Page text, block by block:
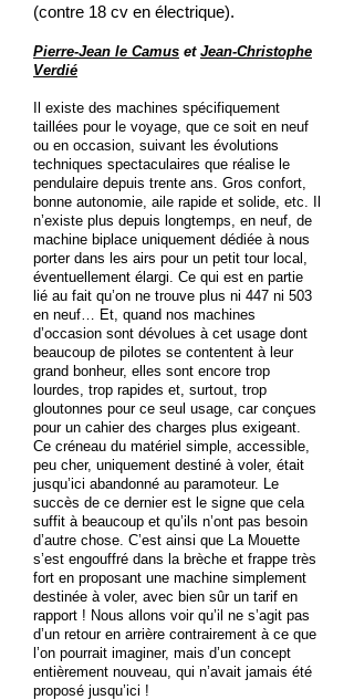
(contre 18 cv en électrique).
Pierre-Jean le Camus et Jean-Christophe
Verdié
Il existe des machines spécifiquement
taillées pour le voyage, que ce soit en neuf
ou en occasion, suivant les évolutions
techniques spectaculaires que réalise le
pendulaire depuis trente ans. Gros confort,
bonne autonomie, aile rapide et solide, etc. Il
n’existe plus depuis longtemps, en neuf, de
machine biplace uniquement dédiée à nous
porter dans les airs pour un petit tour local,
éventuellement élargi. Ce qui est en partie
lié au fait qu’on ne trouve plus ni 447 ni 503
en neuf… Et, quand nos machines
d’occasion sont dévolues à cet usage dont
beaucoup de pilotes se contentent à leur
grand bonheur, elles sont encore trop
lourdes, trop rapides et, surtout, trop
gloutonnes pour ce seul usage, car conçues
pour un cahier des charges plus exigeant.
Ce créneau du matériel simple, accessible,
peu cher, uniquement destiné à voler, était
jusqu’ici abandonné au paramoteur. Le
succès de ce dernier est le signe que cela
suffit à beaucoup et qu’ils n’ont pas besoin
d’autre chose. C’est ainsi que La Mouette
s’est engouffré dans la brèche et frappe très
fort en proposant une machine simplement
destinée à voler, avec bien sûr un tarif en
rapport ! Nous allons voir qu’il ne s’agit pas
d’un retour en arrière contrairement à ce que
l’on pourrait imaginer, mais d’un concept
entièrement nouveau, qui n’avait jamais été
proposé jusqu’ici !